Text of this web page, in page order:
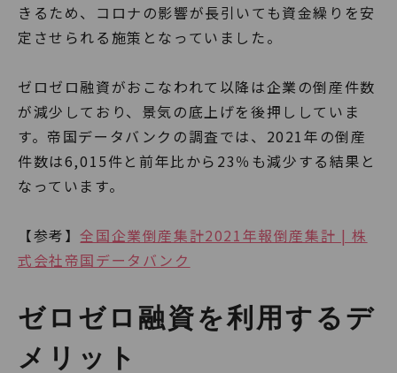
きるため、コロナの影響が長引いても資金繰りを安
定させられる施策となっていました。
ゼロゼロ融資がおこなわれて以降は企業の倒産件数
が減少しており、景気の底上げを後押ししていま
す。帝国データバンクの調査では、2021年の倒産
件数は6,015件と前年比から23％も減少する結果と
なっています。
【参考】全国企業倒産集計2021年報倒産集計 | 株
式会社帝国データバンク
ゼロゼロ融資を利用するデ
メリット